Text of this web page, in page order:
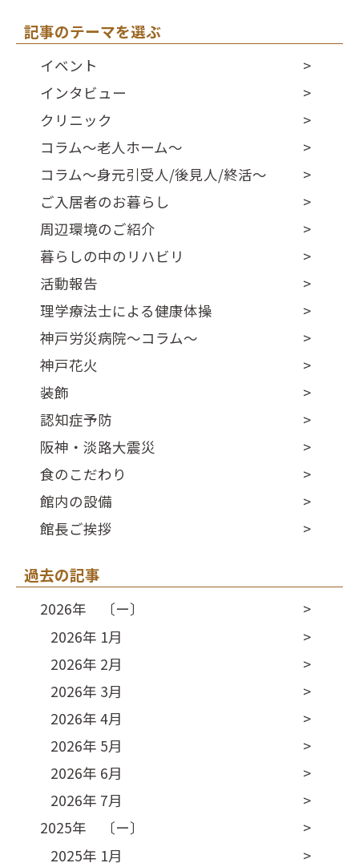
記事のテーマを選ぶ
イベント
インタビュー
クリニック
コラム～老人ホーム～
コラム～身元引受人/後見人/終活～
ご入居者のお暮らし
周辺環境のご紹介
暮らしの中のリハビリ
活動報告
理学療法士による健康体操
神戸労災病院～コラム～
神戸花火
装飾
認知症予防
阪神・淡路大震災
食のこだわり
館内の設備
館長ご挨拶
過去の記事
2026年 〔ー〕
2026年 1月
2026年 2月
2026年 3月
2026年 4月
2026年 5月
2026年 6月
2026年 7月
2025年 〔ー〕
2025年 1月